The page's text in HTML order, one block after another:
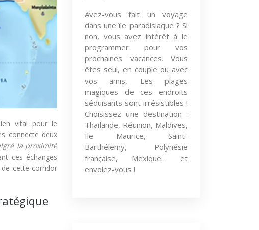
vital pour le
connecte deux
la proximité
ces échanges
de cette corridor
Avez-vous fait un voyage
dans une île paradisiaque ? Si
non, vous avez intérêt à le
programmer pour vos
prochaines vacances. Vous
êtes seul, en couple ou avec
vos amis, Les plages
magiques de ces endroits
séduisants sont irrésistibles !
Choisissez une destination :
Thaïlande, Réunion, Maldives,
Ile Maurice, Saint-
Barthélemy, Polynésie
française, Mexique… et
envolez-vous !